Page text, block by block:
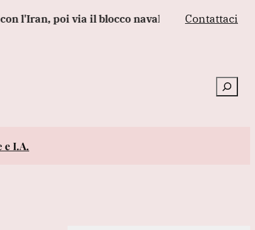
poi via il blocco navale' Zelensky plaude
Contattaci
Cerca
e I.A.